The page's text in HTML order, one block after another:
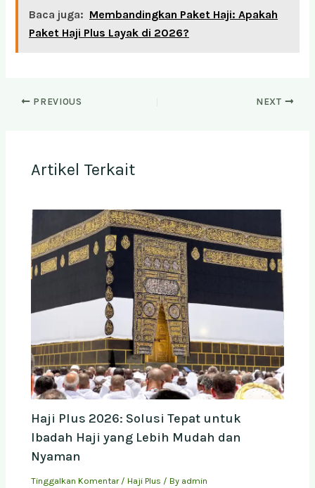
Baca juga: Membandingkan Paket Haji: Apakah
Paket Haji Plus Layak di 2026?
PREVIOUS NEXT
Artikel Terkait
Haji Plus 2026: Solusi Tepat untuk
Ibadah Haji yang Lebih Mudah dan
Nyaman
Tinggalkan Komentar /Haji Plus / By admin